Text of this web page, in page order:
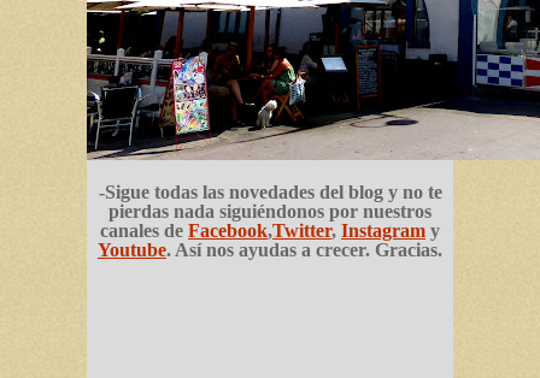
-Sigue todas las novedades del blog y no te
pierdas nada siguiéndonos por nuestros
canales de Facebook,Twitter, Instagram y
Youtube. Así nos ayudas a crecer. Gracias.